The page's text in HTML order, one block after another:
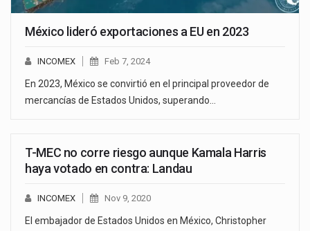
México lideró exportaciones a EU en 2023
INCOMEX Feb 7, 2024
En 2023, México se convirtió en el principal proveedor de
mercancías de Estados Unidos, superando…
T-MEC no corre riesgo aunque Kamala Harris
haya votado en contra: Landau
INCOMEX Nov 9, 2020
El embajador de Estados Unidos en México, Christopher